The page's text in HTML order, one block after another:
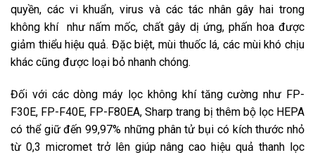
quyền, các vi khuẩn, virus và các tác nhân gây hai trong
không khí như nấm mốc, chất gây dị ứng, phấn hoa được
giảm thiểu hiệu quả. Đặc biệt, mùi thuốc lá, các mùi khó chịu
khác cũng được loại bỏ nhanh chóng.
Đối với các dòng máy lọc không khí tăng cường như FP-
F30E, FP-F40E, FP-F80EA, Sharp trang bị thêm bộ lọc HEPA
có thể giữ đến 99,97% những phân tử bụi có kích thước nhỏ
từ 0,3 micromet trở lên giúp nâng cao hiệu quả thanh lọc